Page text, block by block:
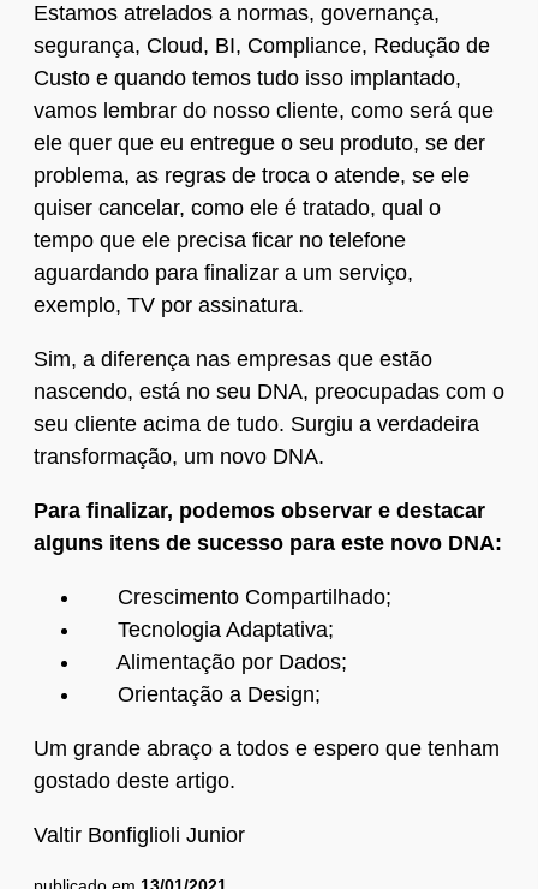
Estamos atrelados a normas, governança,
segurança, Cloud, BI, Compliance, Redução de
Custo e quando temos tudo isso implantado,
vamos lembrar do nosso cliente, como será que
ele quer que eu entregue o seu produto, se der
problema, as regras de troca o atende, se ele
quiser cancelar, como ele é tratado, qual o
tempo que ele precisa ficar no telefone
aguardando para finalizar a um serviço,
exemplo, TV por assinatura.
Sim, a diferença nas empresas que estão
nascendo, está no seu DNA, preocupadas com o
seu cliente acima de tudo. Surgiu a verdadeira
transformação, um novo DNA.
Para finalizar, podemos observar e destacar
alguns itens de sucesso para este novo DNA:
Crescimento Compartilhado;
Tecnologia Adaptativa;
Alimentação por Dados;
Orientação a Design;
Um grande abraço a todos e espero que tenham
gostado deste artigo.
Valtir Bonfiglioli Junior